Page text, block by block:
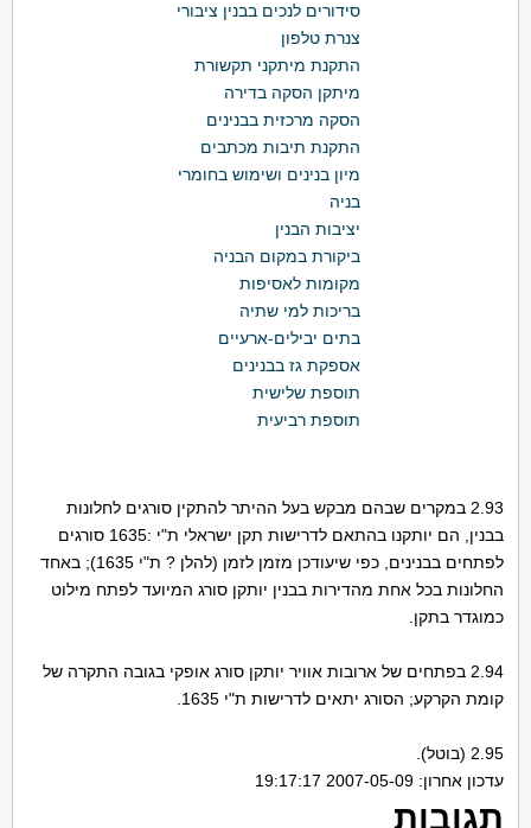
סידורים לנכים בבנין ציבורי
צנרת טלפון
התקנת מיתקני תקשורת
מיתקן הסקה בדירה
הסקה מרכזית בבנינים
התקנת תיבות מכתבים
מיון בנינים ושימוש בחומרי
בניה
יציבות הבנין
ביקורת במקום הבניה
מקומות לאסיפות
בריכות למי שתיה
בתים יבילים-ארעיים
אספקת גז בבנינים
תוספת שלישית
תוספת רביעית
2.93 במקרים שבהם מבקש בעל ההיתר להתקין סורגים לחלונות
בבנין, הם יותקנו בהתאם לדרישות תקן ישראלי ת"י :1635 סורגים
לפתחים בבנינים, כפי שיעודכן מזמן לזמן (להלן ? ת"י 1635); באחד
החלונות בכל אחת מהדירות בבנין יותקן סורג המיועד לפתח מילוט
כמוגדר בתקן.
2.94 בפתחים של ארובות אוויר יותקן סורג אופקי בגובה התקרה של
קומת הקרקע; הסורג יתאים לדרישות ת"י 1635.
2.95 (בוטל).
עדכון אחרון: 2007-05-09 19:17:17
תגובות